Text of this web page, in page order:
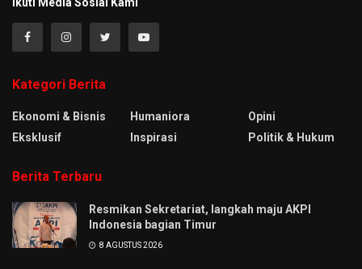
Kategori Berita
Ekonomi & Bisnis
Eksklusif
Humaniora
Inspirasi
Opini
Politik & Hukum
Berita Terbaru
Resmikan Sekretariat, langkah maju AKPI
Indonesia bagian Timur
8 AGUSTUS 2026